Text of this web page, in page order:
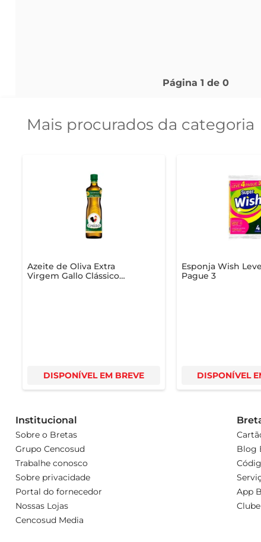
Página 1 de 0
Mais procurados da categoria
Azeite de Oliva Extra
Virgem Gallo Clássico
DISPONÍVEL EM BREVE
Esponja Wish
Pague 3
DISPONÍVEL
Institucional
Sobre o Bretas
Grupo Cencosud
Trabalhe conosco
Sobre privacidade
Portal do fornecedor
Nossas Lojas
Cencosud Media
Blog
App